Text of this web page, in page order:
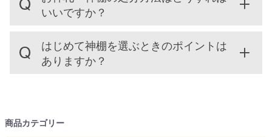
いいですか？
はじめて神棚を選ぶときのポイントは
ありますか？
商品カテゴリー